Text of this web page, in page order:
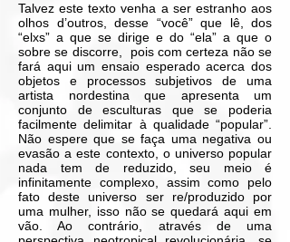
Talvez este texto venha a ser estranho aos
olhos d’outros, desse “você” que lê, dos
“elxs” a que se dirige e do “ela” a que o
sobre se discorre, pois com certeza não se
fará aqui um ensaio esperado acerca dos
objetos e processos subjetivos de uma
artista nordestina que apresenta um
conjunto de esculturas que se poderia
facilmente delimitar à qualidade “popular”.
Não espere que se faça uma negativa ou
evasão a este contexto, o universo popular
nada tem de reduzido, seu meio é
infinitamente complexo, assim como pelo
fato deste universo ser re/produzido por
uma mulher, isso não se quedará aqui em
vão. Ao contrário, através de uma